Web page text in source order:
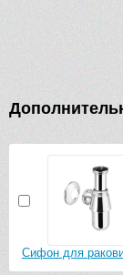
Сифон для